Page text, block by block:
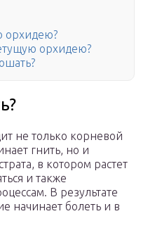
орхидею?
орхидею?
не только корневой
гнить, но и
в котором растет
и также
В результате
начинает болеть и в